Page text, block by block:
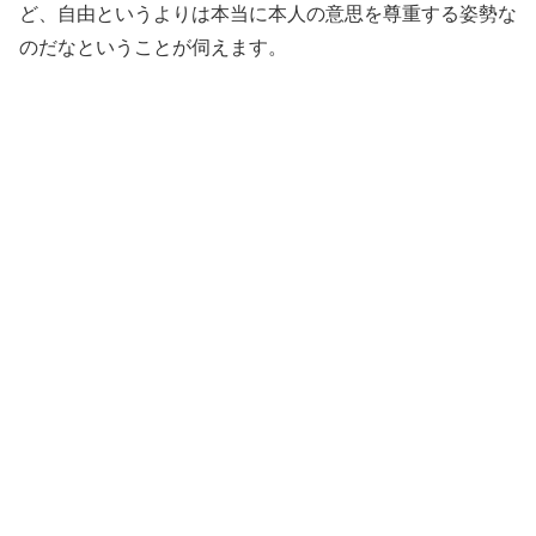
ど、自由というよりは本当に本人の意思を尊重する姿勢な
のだなということが伺えます。